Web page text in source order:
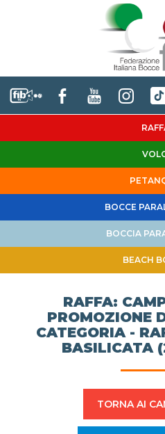
BOCCE
BOCCIA
BEACH
RAFFA:
PROMOZIONE
CATEGORIA -
BASILICATA
TORNA AI